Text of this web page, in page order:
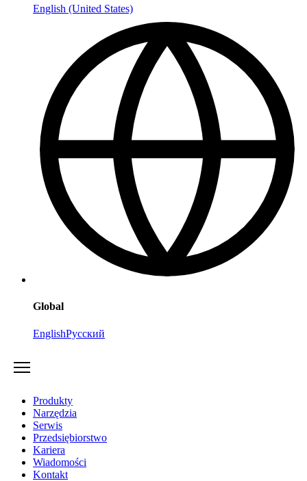
English (United States)
Global
EnglishРусский
Produkty
Narzędzia
Serwis
Przedsiębiorstwo
Kariera
Wiadomości
Kontakt